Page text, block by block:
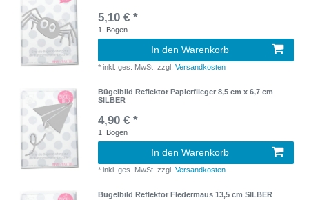
5,10 € *
1 Bogen
In den Warenkorb
*inkl. ges. MwSt. zzgl.Versandkosten
Bügelbild Reflektor Papierflieger 8,5 cm x 6,7 cm
SILBER
4,90 € *
1 Bogen
In den Warenkorb
*inkl. ges. MwSt. zzgl.Versandkosten
Bügelbild Reflektor Fledermaus 13,5 cm SILBER